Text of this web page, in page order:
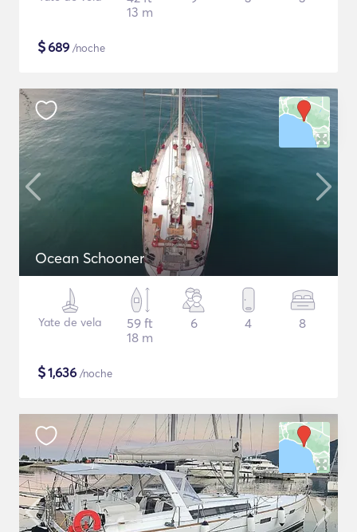
13 m
$689 /noche
Ocean Schooner
Yate de vela
59 ft
18 m
6 4 8
$1,636 /noche